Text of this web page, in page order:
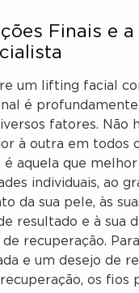
Finais e a
um lifting facial
é
fatores. Não
à outra em todos
aquela que melhor
individuais, ao
da sua pele, às
resultado e à sua
recuperação.
e um desejo de
os fios